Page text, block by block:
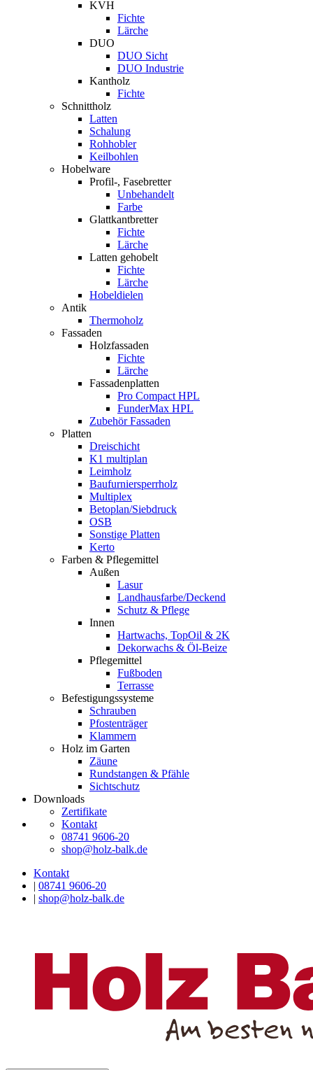
KVH
Fichte
Lärche
DUO
DUO Sicht
DUO Industrie
Kantholz
Fichte
Schnittholz
Latten
Schalung
Rohhobler
Keilbohlen
Hobelware
Profil-, Fasebretter
Unbehandelt
Farbe
Glattkantbretter
Fichte
Lärche
Latten gehobelt
Fichte
Lärche
Hobeldielen
Antik
Thermoholz
Fassaden
Holzfassaden
Fichte
Lärche
Fassadenplatten
Pro Compact HPL
FunderMax HPL
Zubehör Fassaden
Platten
Dreischicht
K1 multiplan
Leimholz
Baufurniersperrholz
Multiplex
Betoplan/Siebdruck
OSB
Sonstige Platten
Kerto
Farben & Pflegemittel
Außen
Lasur
Landhausfarbe/Deckend
Schutz & Pflege
Innen
Hartwachs, TopOil & 2K
Dekorwachs & Öl-Beize
Pflegemittel
Fußboden
Terrasse
Befestigungssysteme
Schrauben
Pfostenträger
Klammern
Holz im Garten
Zäune
Rundstangen & Pfähle
Sichtschutz
Downloads
Zertifikate
Kontakt
08741 9606-20
shop@holz-balk.de
Kontakt
| 08741 9606-20
| shop@holz-balk.de